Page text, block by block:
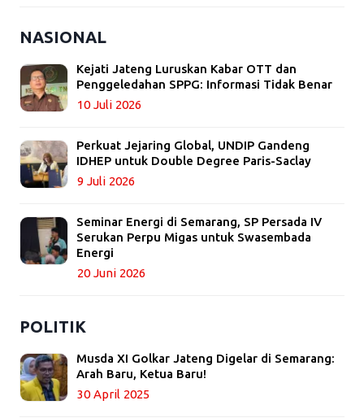
NASIONAL
Kejati Jateng Luruskan Kabar OTT dan
Penggeledahan SPPG: Informasi Tidak Benar
10 Juli 2026
Perkuat Jejaring Global, UNDIP Gandeng
IDHEP untuk Double Degree Paris-Saclay
9 Juli 2026
Seminar Energi di Semarang, SP Persada IV
Serukan Perpu Migas untuk Swasembada
Energi
20 Juni 2026
POLITIK
Musda XI Golkar Jateng Digelar di Semarang:
Arah Baru, Ketua Baru!
30 April 2025